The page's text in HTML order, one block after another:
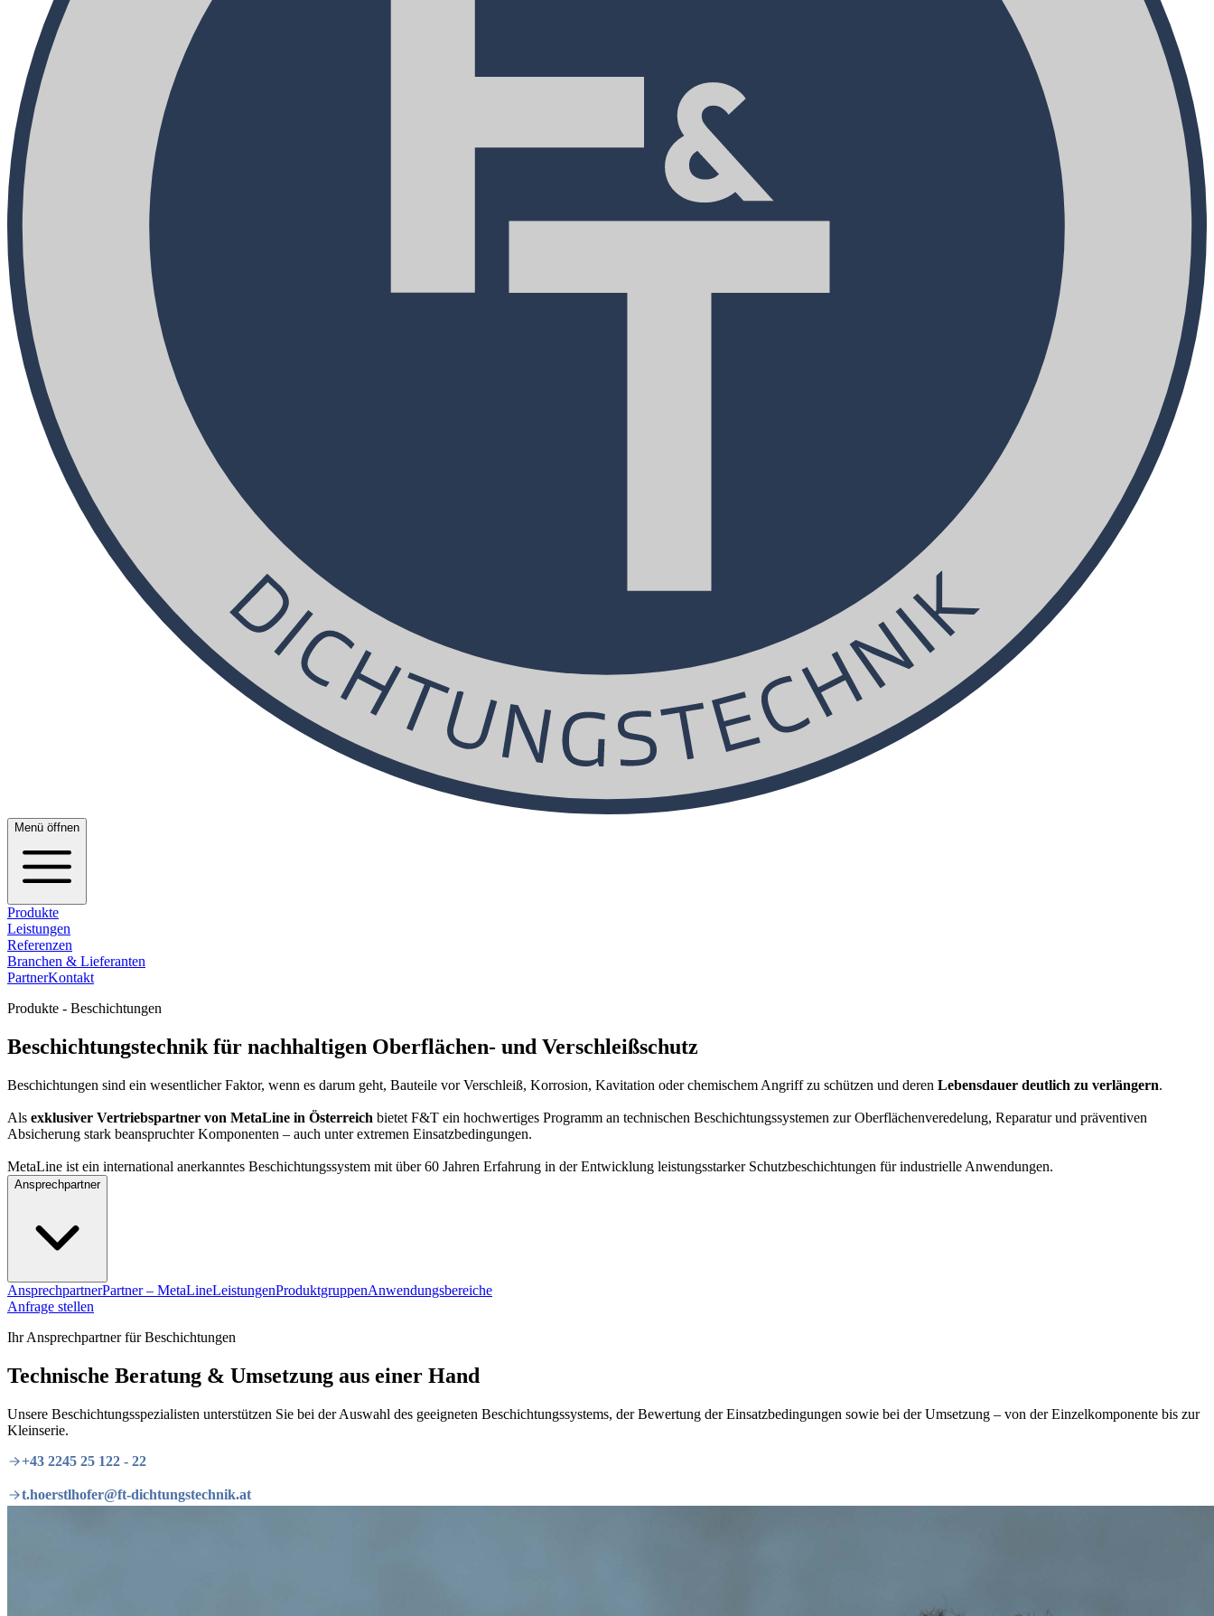
Menü öffnen
Produkte
Leistungen
Referenzen
Branchen & Lieferanten
PartnerKontakt
Produkte - Beschichtungen
Beschichtungstechnik für nachhaltigen Oberflächen- und Verschleißschutz
Beschichtungen sind ein wesentlicher Faktor, wenn es darum geht, Bauteile vor Verschleiß, Korrosion, Kavitation oder chemischem Angriff zu schützen und deren Lebensdauer deutlich zu verlängern.
Als exklusiver Vertriebspartner von MetaLine in Österreich bietet F&T ein hochwertiges Programm an technischen Beschichtungssystemen zur Oberflächenveredelung, Reparatur und präventiven
Absicherung stark beanspruchter Komponenten – auch unter extremen Einsatzbedingungen.
MetaLine ist ein international anerkanntes Beschichtungssystem mit über 60 Jahren Erfahrung in der Entwicklung leistungsstarker Schutzbeschichtungen für industrielle Anwendungen.
Ansprechpartner
AnsprechpartnerPartner – MetaLineLeistungenProduktgruppenAnwendungsbereiche
Anfrage stellen
Ihr Ansprechpartner für Beschichtungen
Technische Beratung & Umsetzung aus einer Hand
Unsere Beschichtungsspezialisten unterstützen Sie bei der Auswahl des geeigneten Beschichtungssystems, der Bewertung der Einsatzbedingungen sowie bei der Umsetzung – von der Einzelkomponente bis zur
Kleinserie.
+43 2245 25 122 - 22
t.hoerstlhofer@ft-dichtungstechnik.at